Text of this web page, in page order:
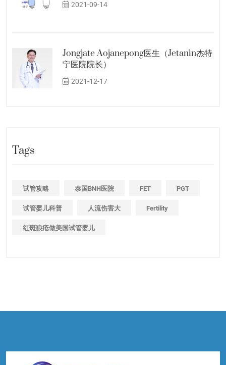
2021-09-14
Jongjate Aojanepong医生（Jetanin杰特
宁医院院长）
2021-12-17
Tags
试管攻略 泰国BNH医院 FET PGT
试管婴儿科普 人流伤害大 Fertility
红斑狼疮做美国试管婴儿